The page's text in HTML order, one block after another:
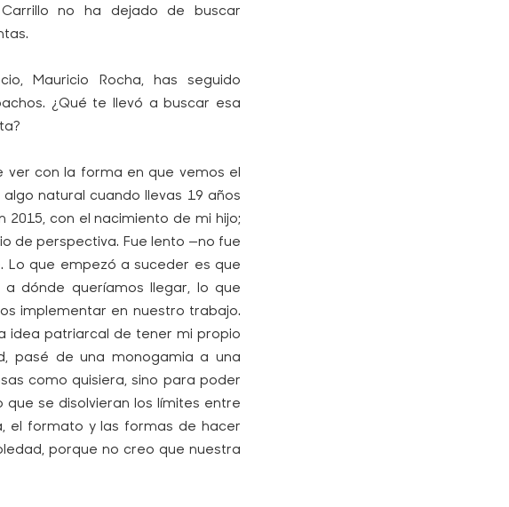
no ha dejado de buscar
Mauricio Rocha, has seguido
¿Qué te llevó a buscar esa
ver con la forma en que vemos el
natural cuando llevas 19 años
con el nacimiento de mi hijo;
de perspectiva. Fue lento —no fue
Lo que empezó a suceder es que
dónde queríamos llegar, lo que
implementar en nuestro trabajo.
idea patriarcal de tener mi propio
pasé de una monogamia a una
como quisiera, sino para poder
se disolvieran los límites entre
el formato y las formas de hacer
porque no creo que nuestra